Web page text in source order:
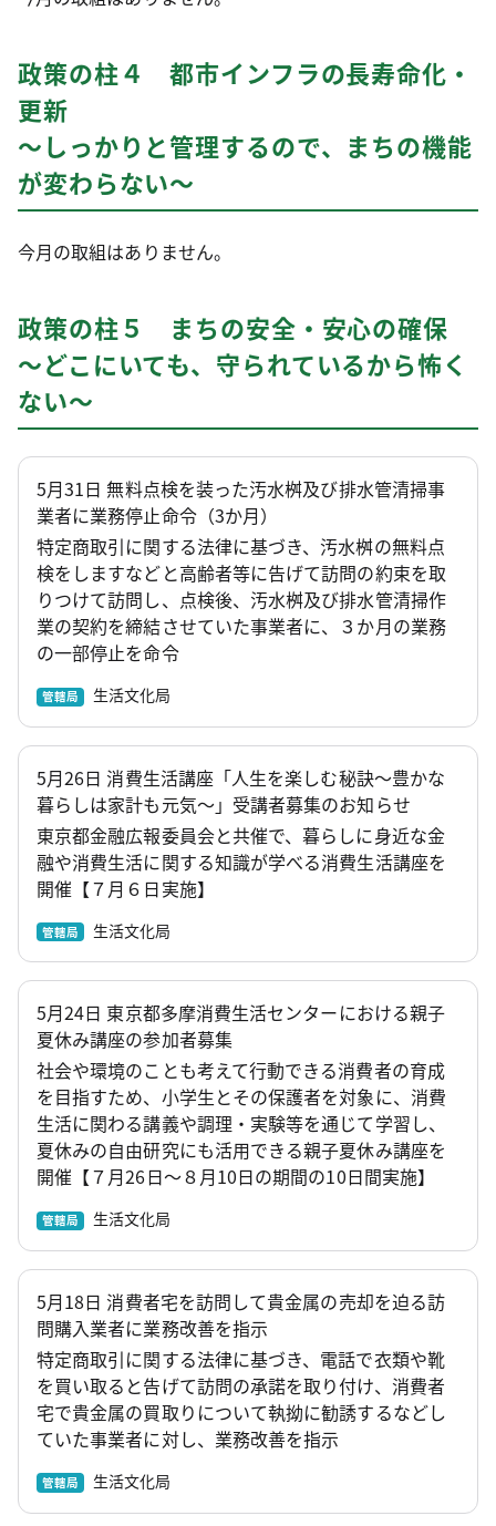
政策の柱４ 都市インフラの長寿命化・
更新
～しっかりと管理するので、まちの機能
が変わらない～
今月の取組はありません。
政策の柱５ まちの安全・安心の確保
～どこにいても、守られているから怖く
ない～
5月31日 無料点検を装った汚水桝及び排水管清掃事
業者に業務停止命令（3か月）
特定商取引に関する法律に基づき、汚水桝の無料点
検をしますなどと高齢者等に告げて訪問の約束を取
りつけて訪問し、点検後、汚水桝及び排水管清掃作
業の契約を締結させていた事業者に、３か月の業務
の一部停止を命令
管轄局 生活文化局
5月26日 消費生活講座「人生を楽しむ秘訣～豊かな
暮らしは家計も元気～」受講者募集のお知らせ
東京都金融広報委員会と共催で、暮らしに身近な金
融や消費生活に関する知識が学べる消費生活講座を
開催【７月６日実施】
管轄局 生活文化局
5月24日 東京都多摩消費生活センターにおける親子
夏休み講座の参加者募集
社会や環境のことも考えて行動できる消費者の育成
を目指すため、小学生とその保護者を対象に、消費
生活に関わる講義や調理・実験等を通じて学習し、
夏休みの自由研究にも活用できる親子夏休み講座を
開催【７月26日～８月10日の期間の10日間実施】
管轄局 生活文化局
5月18日 消費者宅を訪問して貴金属の売却を迫る訪
問購入業者に業務改善を指示
特定商取引に関する法律に基づき、電話で衣類や靴
を買い取ると告げて訪問の承諾を取り付け、消費者
宅で貴金属の買取りについて執拗に勧誘するなどし
ていた事業者に対し、業務改善を指示
管轄局 生活文化局